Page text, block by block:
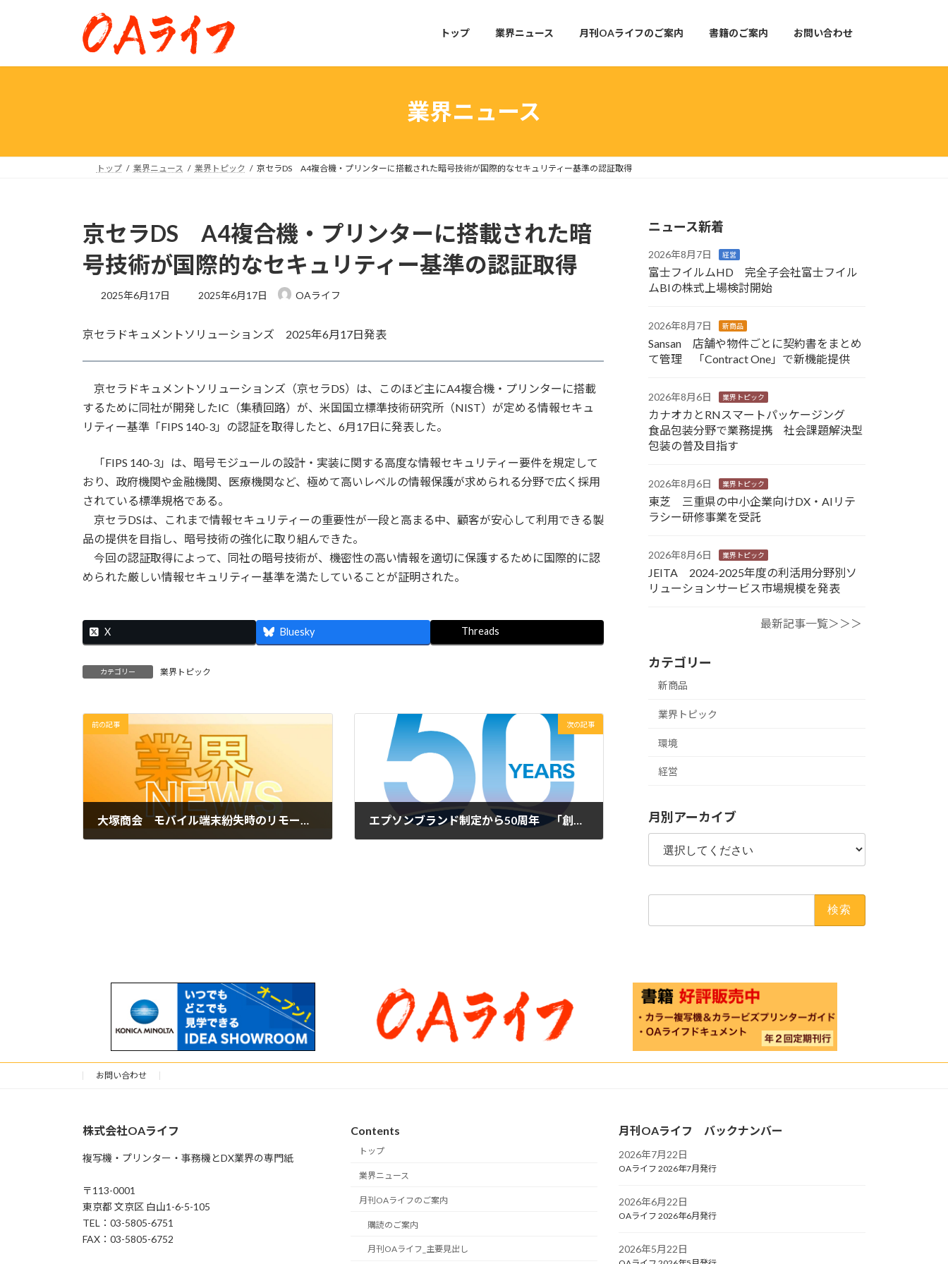
プ
動
トップ 業界ニュース 月刊OAライフのご案内 書籍のご案内 お問い合わせ
業界ニュース
トップ 業界ニュース 業界トピック 京セラDS A4複合機・プリンターに搭載された暗号技術が国際的なセキュリティー基準の認証取得
京セラDS A4複合機・プリンターに搭載された暗
号技術が国際的なセキュリティー基準の認証取得
2025年6月17日
最
新
時
2025年6月17日 OAライフ
京セラドキュメントソリューションズ 2025年6月17日発表
京セラドキュメントソリューションズ（京セラDS）は、このほど主にA4複合機・プリンターに搭載
するために同社が開発したIC（集積回路）が、米国国立標準技術研究所（NIST）が定める情報セキュ
リティー基準「FIPS 140-3」の認証を取得したと、6月17日に発表した。
「FIPS 140-3」は、暗号モジュールの設計・実装に関する高度な情報セキュリティー要件を規定して
おり、政府機関や金融機関、医療機関など、極めて高いレベルの情報保護が求められる分野で広く採用
されている標準規格である。
京セラDSは、これまで情報セキュリティーの重要性が一段と高まる中、顧客が安心して利用できる製
品の提供を目指し、暗号技術の強化に取り組んできた。
今回の認証取得によって、同社の暗号技術が、機密性の高い情報を適切に保護するために国際的に認
められた厳しい情報セキュリティー基準を満たしていることが証明された。
X Bluesky Threads
カテゴリー 業界トピック
前の記事
大塚商会 モバイル端末紛失時のリモートロック・初期化サービスを提供
次の記事
エプソンブランド制定から50周年 「創造と挑戦」「誠実努力」で信頼されるブランドへ
ニュース新着
2026年8月7日 経営
富士フイルムHD 完全子会社富士フイル
ムBIの株式上場検討開始
2026年8月7日 新商品
Sansan 店舗や物件ごとに契約書をまとめ
て管理 「Contract One」で新機能提供
2026年8月6日 業界トピック
カナオカとRNスマートパッケージング
食品包装分野で業務提携 社会課題解決型
包装の普及目指す
2026年8月6日 業界トピック
東芝 三重県の中小企業向けDX・AIリテ
ラシー研修事業を受託
2026年8月6日 業界トピック
JEITA 2024-2025年度の利活用分野別ソ
リューションサービス市場規模を発表
最新記事一覧＞＞＞
カテゴリー
新商品
業界トピック
環境
経営
月別アーカイブ
お問い合わせ
株式会社OAライフ
複写機・プリンター・事務機とDX業界の専門紙
〒113-0001
東京都 文京区 白山1-6-5-105
TEL：03-5805-6751
FAX：03-5805-6752
Contents
トップ
業界ニュース
月刊OAライフのご案内
購読のご案内
月刊OAライフ_主要見出し
月刊OAライフ バックナンバー
2026年7月22日
OAライフ 2026年7月発行
2026年6月22日
OAライフ 2026年6月発行
2026年5月22日